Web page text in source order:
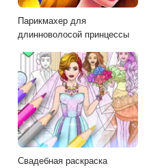
Парикмахер для
длинноволосой принцессы
Свадебная раскраска